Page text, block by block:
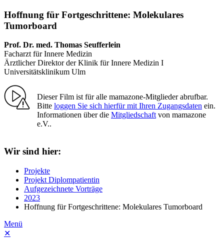
Hoffnung für Fortgeschrittene: Molekulares
Tumorboard
Prof. Dr. med. Thomas Seufferlein
Facharzt für Innere Medizin
Ärztlicher Direktor der Klinik für Innere Medizin I
Universitätsklinikum Ulm
Dieser Film ist für alle mamazone-Mitglieder abrufbar.
Bitte loggen Sie sich hierfür mit Ihren Zugangsdaten ein.
Informationen über die Mitgliedschaftvon mamazone
e.V..
Wir sind hier:
Projekte
Projekt Diplompatientin
Aufgezeichnete Vorträge
2023
Hoffnung für Fortgeschrittene: Molekulares Tumorboard
Menü
✕